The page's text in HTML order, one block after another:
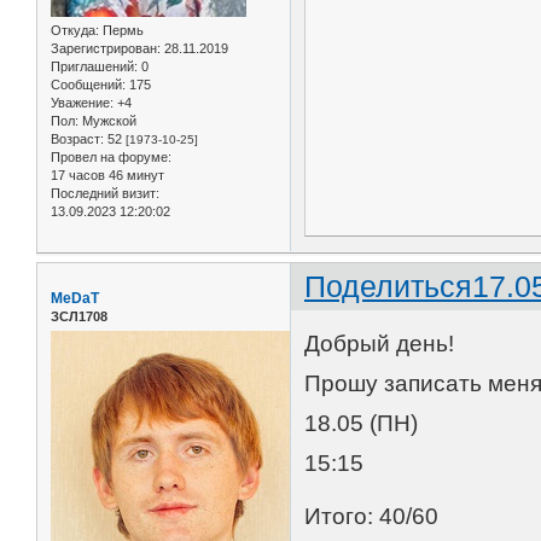
Откуда: Пермь
Зарегистрирован: 28.11.2019
Приглашений: 0
Сообщений: 175
Уважение: +4
Пол: Мужской
Возраст: 52 [1973-10-25]
Провел на форуме:
17 часов 46 минут
Последний визит:
13.09.2023 12:20:02
Поделиться
MeDaT
ЗСЛ1708
Добрый день!
Прошу записать
18.05 (ПН)
15:15
Итого: 40/60